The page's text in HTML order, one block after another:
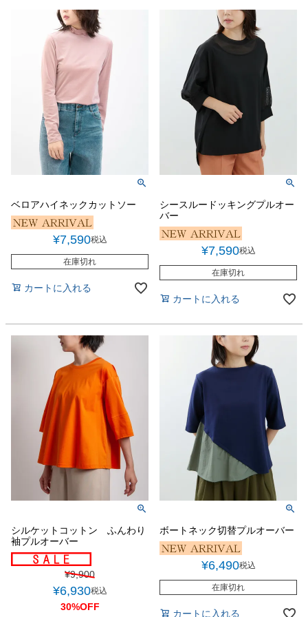
ベロアハイネックカットソー
¥7,590税込
在庫切れ
カートに入れる
シースルードッキングプルオー
バー
¥7,590税込
在庫切れ
カートに入れる
シルケットコットン ふんわり
袖プルオーバー
¥9,900
¥6,930税込
30%OFF
ボートネック切替プルオーバー
¥6,490税込
在庫切れ
カートに入れる